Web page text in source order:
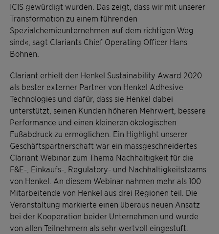
ICIS gewürdigt wurden. Das zeigt, dass wir mit unserer
Transformation zu einem führenden
Spezialchemieunternehmen auf dem richtigen Weg
sind«, sagt Clariants Chief Operating Officer Hans
Bohnen.
Clariant erhielt den Henkel Sustainability Award 2020
als bester externer Partner von Henkel Adhesive
Technologies und dafür, dass sie Henkel dabei
unterstützt, seinen Kunden höheren Mehrwert, bessere
Performance und einen kleineren ökologischen
Fußabdruck zu ermöglichen. Ein Highlight unserer
Geschäftspartnerschaft war ein massgeschneidertes
Clariant Webinar zum Thema Nachhaltigkeit für die
F&E-, Einkaufs-, Regulatory- und Nachhaltigkeitsteams
von Henkel. An diesem Webinar nahmen mehr als 100
Mitarbeitende von Henkel aus drei Regionen teil. Die
Veranstaltung markierte einen überaus neuen Ansatz
bei der Kooperation beider Unternehmen und wurde
von allen Teilnehmern als sehr wertvoll eingestuft.